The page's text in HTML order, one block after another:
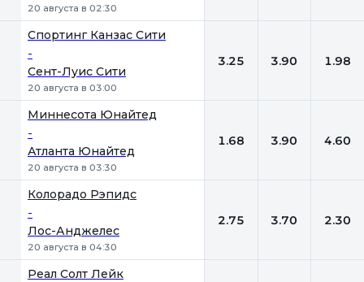
20 августа в 02:30
Спортинг Канзас Сити
-
Сент-Луис Сити
20 августа в 03:00
3.25 3.90 1.98
Миннесота Юнайтед
-
Атланта Юнайтед
20 августа в 03:30
1.68 3.90 4.60
Колорадо Рэпидс
-
Лос-Анджелес
20 августа в 04:30
2.75 3.70 2.30
Реал Солт Лейк